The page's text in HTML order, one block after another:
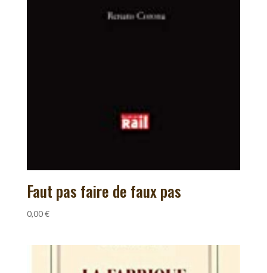
Faut pas faire de faux pas
0,00€